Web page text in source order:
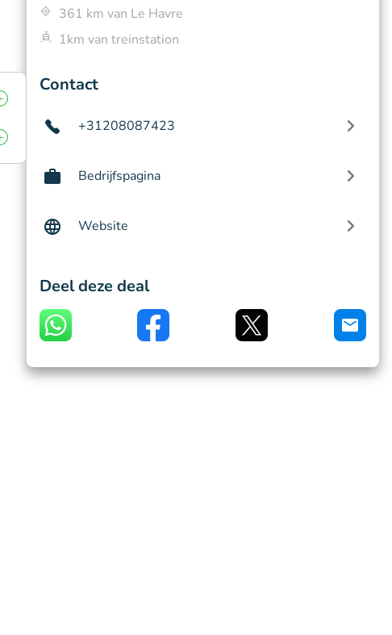
361 km van Le Havre
1km van treinstation
Contact
+31208087423
Bedrijfspagina
Website
Deel deze deal